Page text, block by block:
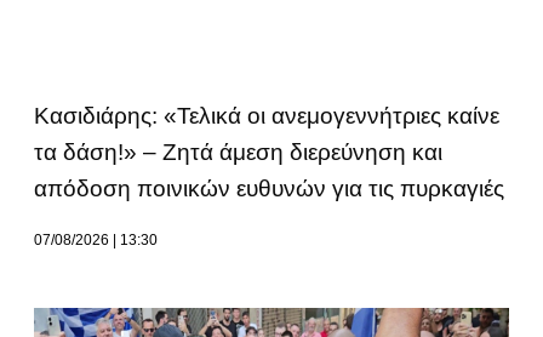
Κασιδιάρης: «Τελικά οι ανεμογεννήτριες καίνε
τα δάση!» – Ζητά άμεση διερεύνηση και
απόδοση ποινικών ευθυνών για τις πυρκαγιές
07/08/2026 13:30